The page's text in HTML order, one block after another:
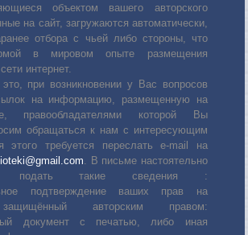
объектом вашего авторского
на сайт, загружаются автоматически,
отбора с чьей либо стороны, что
в мировом опыте размещения
интернет.
при возникновении у Вас вопросов
на информацию, размещенную на
правообладателями которой Вы
обращаться к нам с интересующим
этого требуется переслать е-mail на
. В письме настоятельно
подать такие сведения :
подтверждение ваших прав на
авторским правом:
документ с печатью, либо иная